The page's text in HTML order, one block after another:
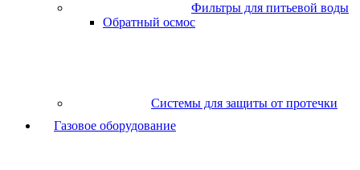
Фильтры для питьевой воды
Обратный осмос
Системы для защиты от протечки
Газовое оборудование